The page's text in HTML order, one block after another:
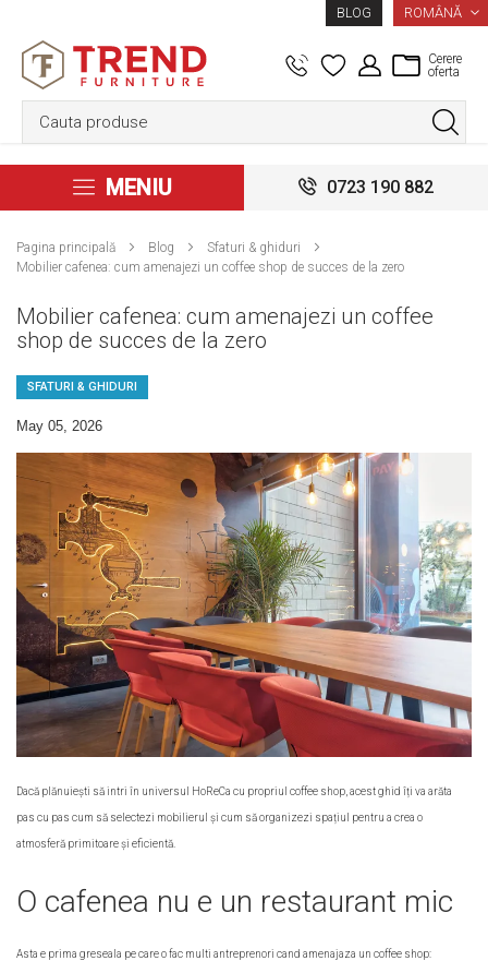
BLOG LIMBA
ROMÂNĂ
Cerere
oferta
MENIU 0723 190 882
Pagina principală Blog
Sfaturi & ghiduri
Mobilier cafenea: cum amenajezi un coffee shop de succes de la zero
Mobilier cafenea: cum amenajezi un coffee
shop de succes de la zero
SFATURI & GHIDURI
May 05, 2026
Dacă plănuiești să intri în universul HoReCa cu propriul coffee shop, acest ghid îți va arăta
pas cu pas cum să selectezi mobilierul și cum să organizezi spațiul pentru a crea o
atmosferă primitoare și eficientă.
O cafenea nu e un restaurant mic
Asta e prima greseala pe care o fac multi antreprenori cand amenajaza un coffee shop: